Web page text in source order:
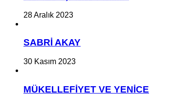
28 Aralık 2023
SABRİ AKAY
30 Kasım 2023
MÜKELLEFİYET VE YENİCE